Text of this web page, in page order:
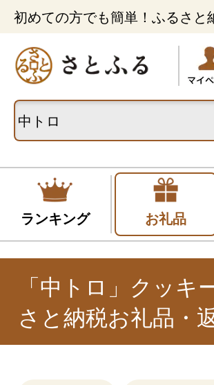
初めての方でも簡単！ふるさと
ランキング お礼品
「中トロ」クッキ
さと納税お礼品・